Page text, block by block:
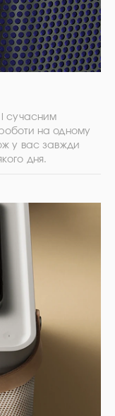
сучасним
роботи на одному
у вас завжди
дня.